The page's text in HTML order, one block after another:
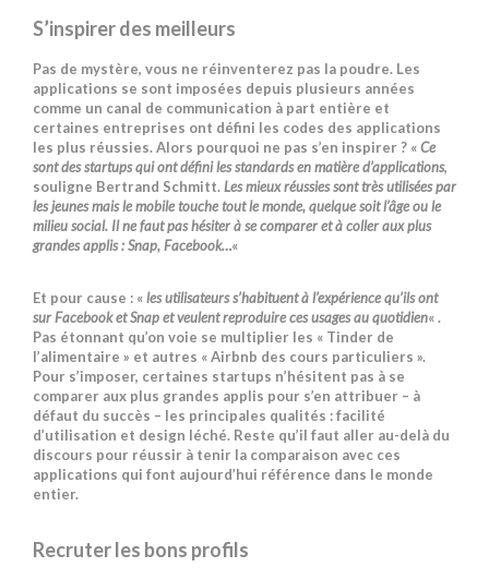
S’inspirer des meilleurs
Pas de mystère, vous ne réinventerez pas la poudre. Les
applications se sont imposées depuis plusieurs années
comme un canal de communication à part entière et
certaines entreprises ont défini les codes des applications
les plus réussies. Alors pourquoi ne pas s’en inspirer ? «Ce
sont des startups qui ont défini les standards en matière d’applications,
souligne Bertrand Schmitt.Les mieux réussies sont très utilisées par
les jeunes mais le mobile touche tout le monde, quelque soit l’âge ou le
milieu social. Il ne faut pas hésiter à se comparer et à coller aux plus
grandes applis : Snap, Facebook…«
Et pour cause : «les utilisateurs s’habituent à l’expérience qu’ils ont
sur Facebook et Snap et veulent reproduire ces usages au quotidien« .
Pas étonnant qu’on voie se multiplier les « Tinder de
l’alimentaire » et autres « Airbnb des cours particuliers ».
Pour s’imposer, certaines startups n’hésitent pas à se
comparer aux plus grandes applis pour s’en attribuer – à
défaut du succès – les principales qualités : facilité
d’utilisation et design léché. Reste qu’il faut aller au-delà du
discours pour réussir à tenir la comparaison avec ces
applications qui font aujourd’hui référence dans le monde
entier.
Recruter les bons profils